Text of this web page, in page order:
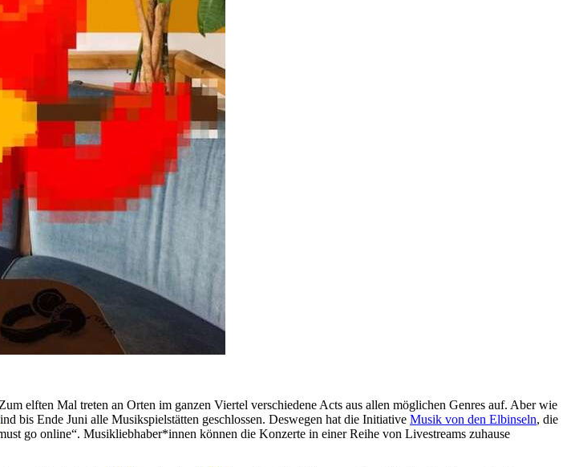
elften Mal treten an Orten im ganzen Viertel verschiedene Acts aus allen möglichen Genres auf. Aber wie
bis Ende Juni alle Musikspielstätten geschlossen. Deswegen hat die Initiative Musik von den Elbinseln, die
go online“. Musikliebhaber*innen können die Konzerte in einer Reihe von Livestreams zuhause